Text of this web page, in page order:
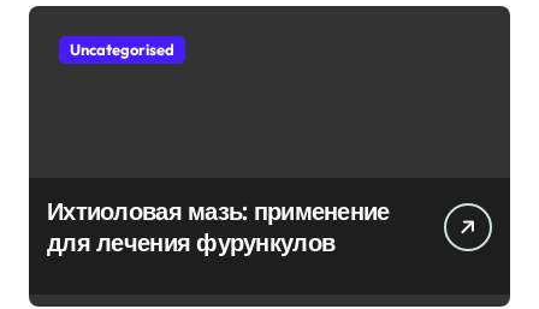
Uncategorised
Ихтиоловая мазь: применение
для лечения фурункулов